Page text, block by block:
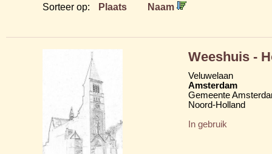
Sorteer op: Plaats Naam
Weeshuis -
Veluwelaan
Amsterdam
Gemeente
Noord-Holland
In gebruik